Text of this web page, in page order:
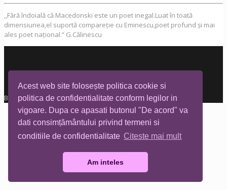
Acest web site folosește politica cookie si
politica de confidentialitate conform legilor in
vigoare. Dupa ce apasati butonul "De acord" va
dati consimțământului privind termeni si
conditiile de confidentialitate Citeste mai mult
Am inteles
,,Fără îndoială că Macedonski este un poet inegal.Luat în toată
dimensiunea,el suportă compareție cu Eminescu,poet profund și mai
ales poet național.” G.Călinescu
Biblioteca Tia Mare © All rights reserved